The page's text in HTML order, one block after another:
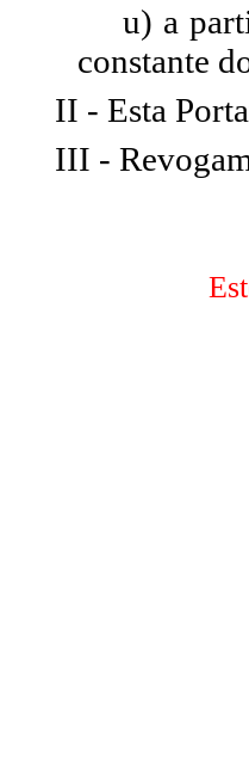
u) a
constante
II - Esta
III -